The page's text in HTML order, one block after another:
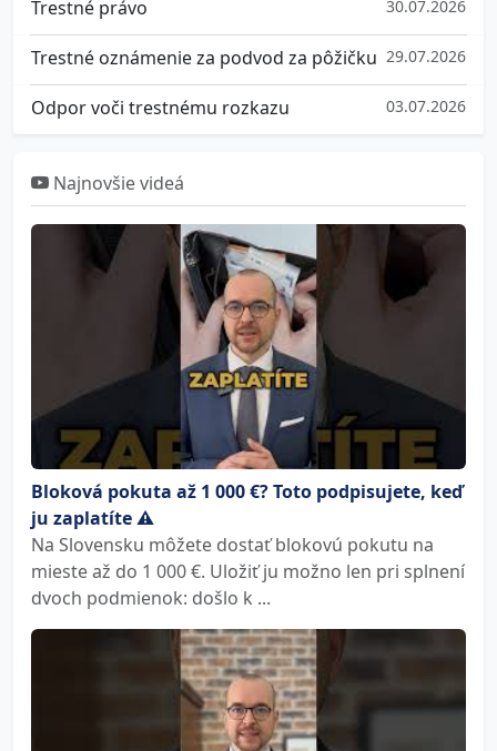
Trestné právo 30.07.2026
Trestné oznámenie za podvod za pôžičku 29.07.2026
Odpor voči trestnému rozkazu 03.07.2026
Najnovšie videá
Bloková pokuta až 1 000 €? Toto podpisujete, keď
ju zaplatíte ⚠️
Na Slovensku môžete dostať blokovú pokutu na
mieste až do 1 000 €. Uložiť ju možno len pri splnení
dvoch podmienok: došlo k ...